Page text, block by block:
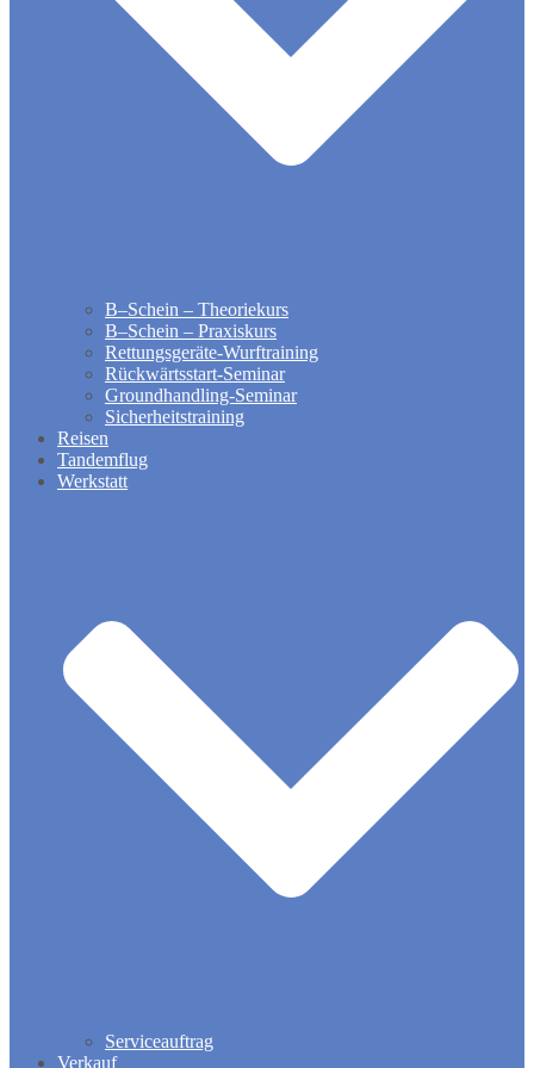
B–Schein – Theoriekurs
B–Schein – Praxiskurs
Rettungsgeräte-Wurftraining
Rückwärtsstart-Seminar
Groundhandling​-Seminar
Sicherheitstraining
Reisen
Tandemflug
Werkstatt
Serviceauftrag
Verkauf